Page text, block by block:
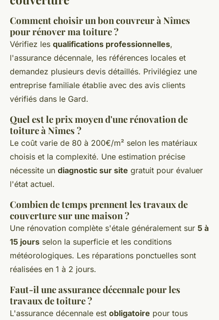
Comment choisir un bon couvreur à Nîmes
pour rénover ma toiture ?
Vérifiez les qualifications professionnelles,
l'assurance décennale, les références locales et
demandez plusieurs devis détaillés. Privilégiez une
entreprise familiale établie avec des avis clients
vérifiés dans le Gard.
Quel est le prix moyen d'une rénovation de
toiture à Nîmes ?
Le coût varie de 80 à 200€/m² selon les matériaux
choisis et la complexité. Une estimation précise
nécessite un diagnostic sur site gratuit pour évaluer
l'état actuel.
Combien de temps prennent les travaux de
couverture sur une maison ?
Une rénovation complète s'étale généralement sur 5 à
15 jours selon la superficie et les conditions
météorologiques. Les réparations ponctuelles sont
réalisées en 1 à 2 jours.
Faut-il une assurance décennale pour les
travaux de toiture ?
L'assurance décennale est obligatoire pour tous